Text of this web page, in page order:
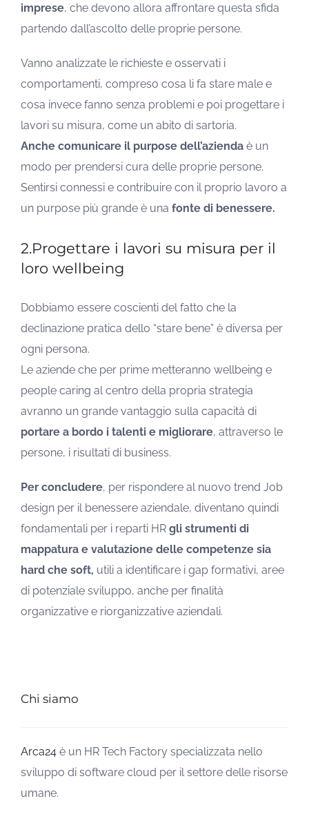
imprese, che devono allora affrontare questa sfida
partendo dall’ascolto delle proprie persone.
Vanno analizzate le richieste e osservati i
comportamenti, compreso cosa li fa stare male e
cosa invece fanno senza problemi e poi progettare i
lavori su misura, come un abito di sartoria.
Anche comunicare il purpose dell’aziendaè un
modo per prendersi cura delle proprie persone.
Sentirsi connessi e contribuire con il proprio lavoro a
un purpose più grande è una fonte di benessere.
2.Progettare i lavori su misura per il
loro wellbeing
Dobbiamo essere coscienti del fatto che la
declinazione pratica dello “stare bene” è diversa per
ogni persona.
Le aziende che per prime metteranno wellbeing e
people caring al centro della propria strategia
avranno un grande vantaggio sulla capacità di
portare a bordo i talenti e migliorare, attraverso le
persone, i risultati di business.
Per concludere, per rispondere al nuovo trend Job
design per il benessere aziendale, diventano quindi
fondamentali per i reparti HR gli strumenti di
mappatura e valutazione delle competenze sia
hard che soft, utili a identificare i gap formativi, aree
di potenziale sviluppo, anche per finalità
organizzative e riorganizzative aziendali.
Chi siamo
Arca24è un HR Tech Factory specializzata nello
sviluppo di software cloud per il settore delle risorse
umane.